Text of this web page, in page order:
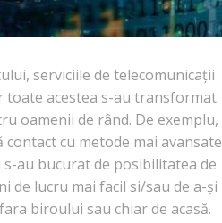
serviciile de telecomunicații
toate acestea s-au transformat
oamenii de rând. De exemplu,
cu metode mai avansate
au bucurat de posibilitatea de
de lucru mai facil si/sau de a-și
biroului sau chiar de acasă.